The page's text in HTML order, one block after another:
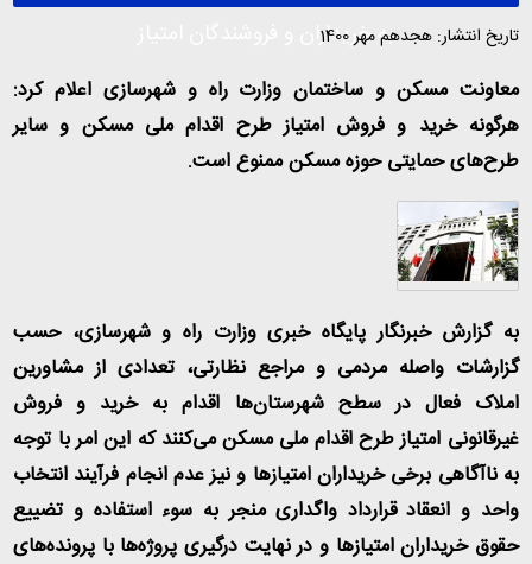
به خریداران و فروشندگان امتیازتاریخ انتشار: هجدهم مهر 1400
معاونت مسکن و ساختمان وزارت راه و شهرسازی اعلام کرد:
هرگونه خرید و فروش امتیاز طرح اقدام ملی مسکن و سایر
طرح‌های حمایتی حوزه مسکن ممنوع است.
به گزارش خبرنگار پایگاه خبری وزارت راه و شهرسازی، حسب
گزارشات واصله مردمی و مراجع نظارتی، تعدادی از مشاورین
املاک فعال در سطح شهرستان‌ها اقدام به خرید و فروش
غیرقانونی امتیاز طرح اقدام ملی مسکن می‌کنند که این امر با توجه
به ناآگاهی برخی خریداران امتیازها و نیز عدم انجام فرآیند انتخاب
واحد و انعقاد قرارداد واگداری منجر به سوء استفاده و تضییع
حقوق خریداران امتیازها و در نهایت درگیری پروژه‌ها با پرونده‌های